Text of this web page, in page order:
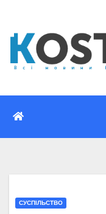
вмісту
CУСПІЛЬСТВО